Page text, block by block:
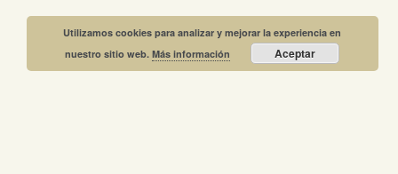
Utilizamos cookies para analizar y mejorar la experiencia en
nuestro sitio web.Más información Aceptar